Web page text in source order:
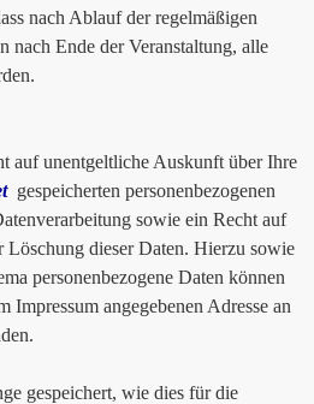
nach Ablauf der regelmäßigen
nach Ende der Veranstaltung, alle
auf unentgeltliche Auskunft über Ihre
gespeicherten personenbezogenen
sowie ein Recht auf
dieser Daten. Hierzu sowie
personenbezogene Daten können
Impressum angegebenen Adresse an
gespeichert, wie dies für die